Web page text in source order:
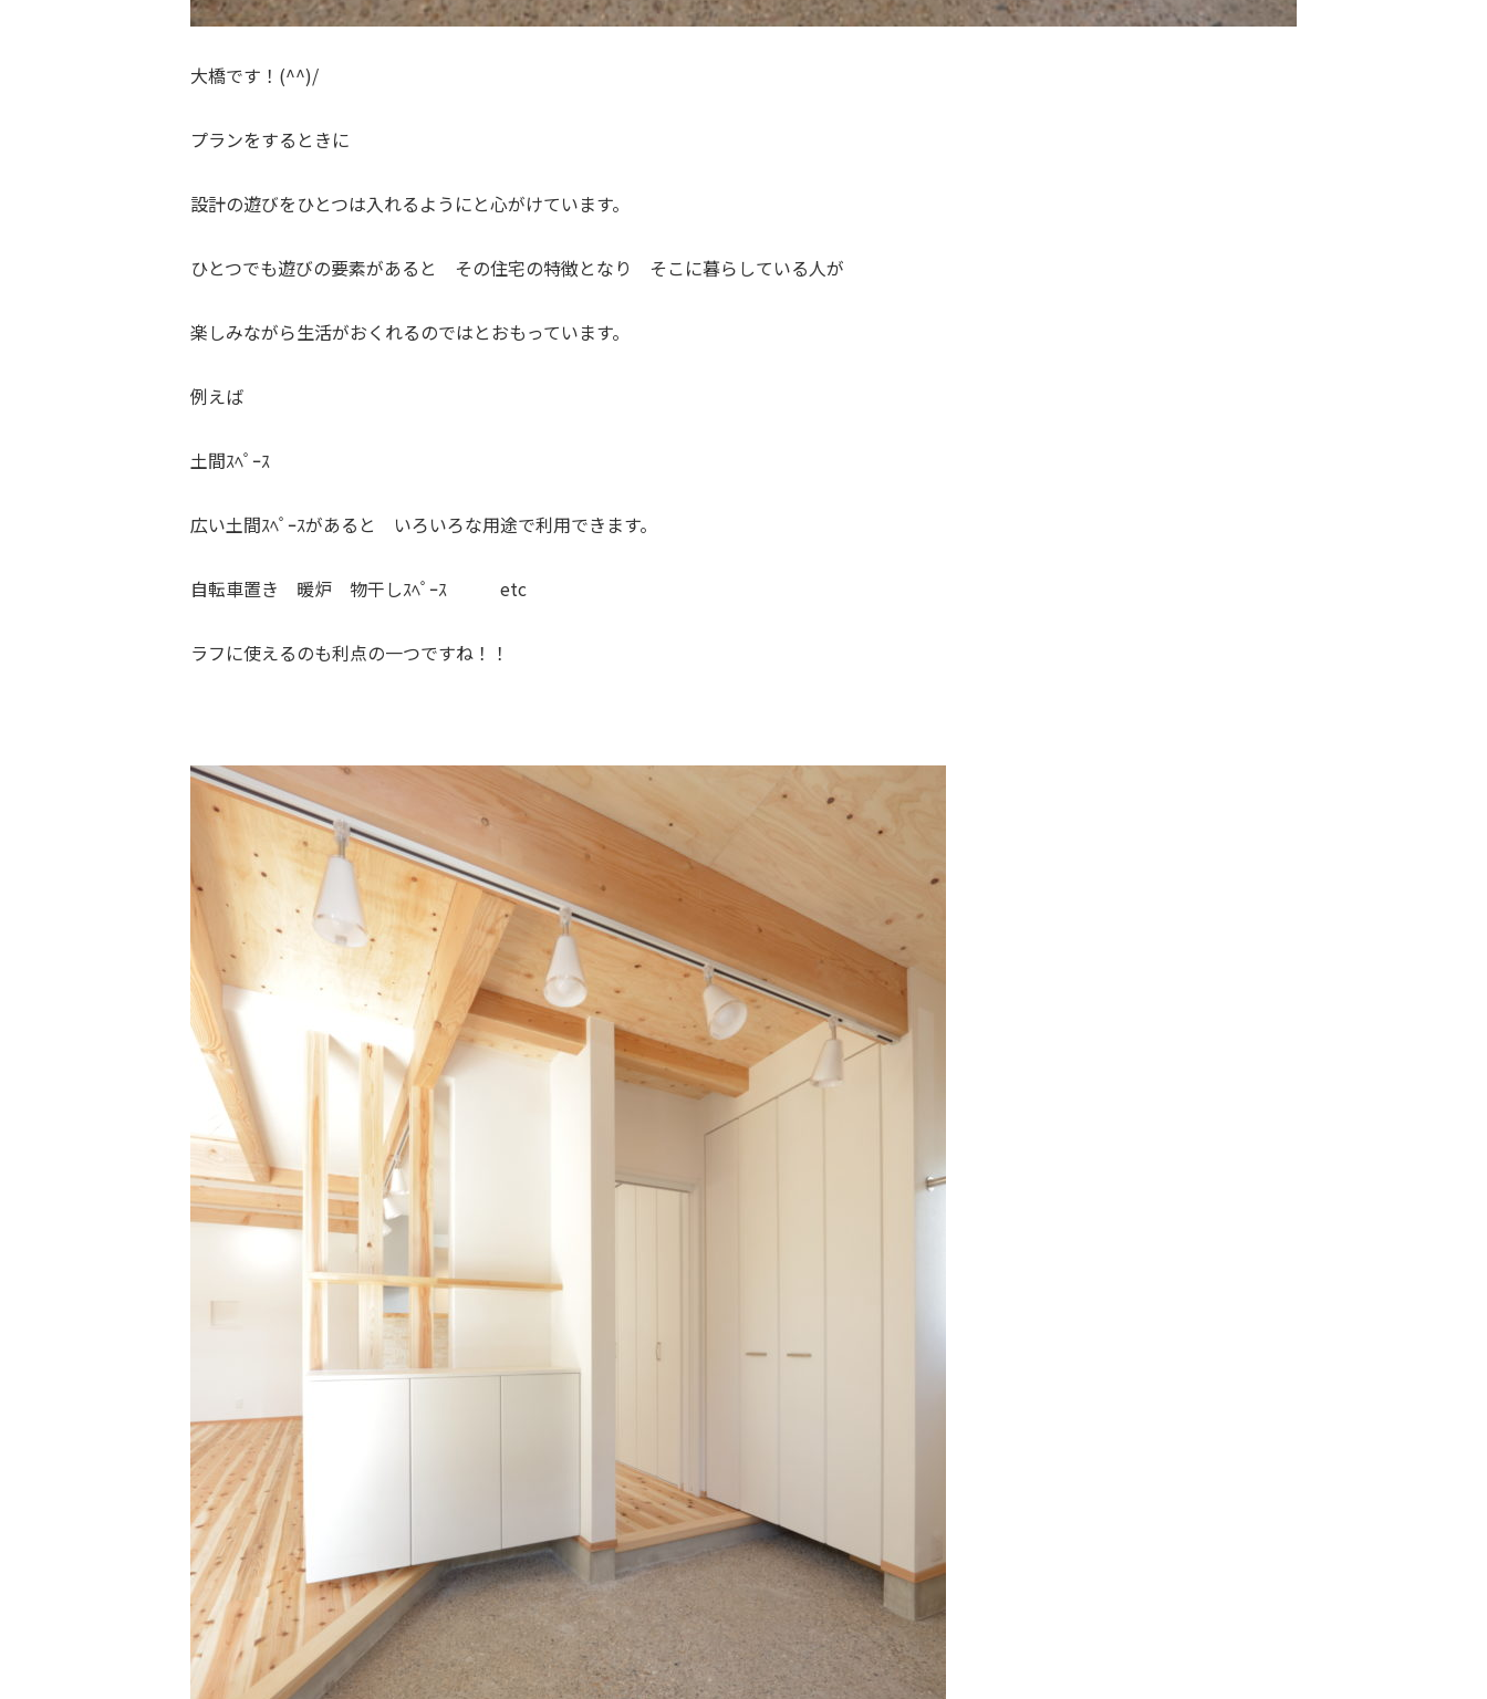
大橋です！(^^)/
プランをするときに
設計の遊びをひとつは入れるようにと心がけています。
ひとつでも遊びの要素があると その住宅の特徴となり そこに暮らしている人が
楽しみながら生活がおくれるのではとおもっています。
例えば
土間ｽﾍﾟｰｽ
広い土間ｽﾍﾟｰｽがあると いろいろな用途で利用できます。
自転車置き 暖炉 物干しｽﾍﾟｰｽ etc
ラフに使えるのも利点の一つですね！！